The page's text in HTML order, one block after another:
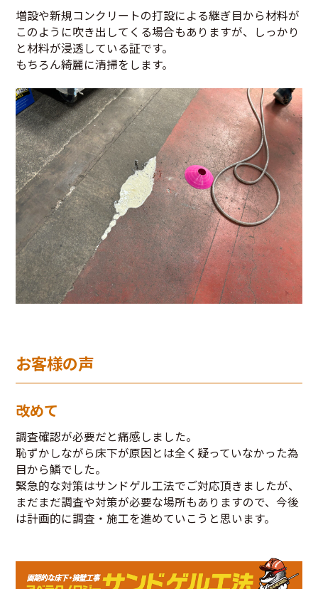
増設や新規コンクリートの打設による継ぎ目から材料が
このように吹き出してくる場合もありますが、しっかり
と材料が浸透している証です。
もちろん綺麗に清掃をします。
お客様の声
改めて
調査確認が必要だと痛感しました。
恥ずかしながら床下が原因とは全く疑っていなかった為
目から鱗でした。
緊急的な対策はサンドゲル工法でご対応頂きましたが、
まだまだ調査や対策が必要な場所もありますので、今後
は計画的に調査・施工を進めていこうと思います。